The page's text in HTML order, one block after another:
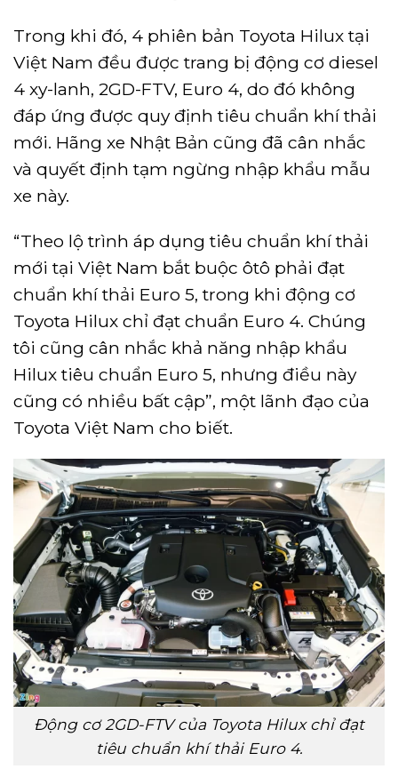
Trong khi đó, 4 phiên bản Toyota Hilux tại
Việt Nam đều được trang bị động cơ diesel
4 xy-lanh, 2GD-FTV, Euro 4, do đó không
đáp ứng được quy định tiêu chuẩn khí thải
mới. Hãng xe Nhật Bản cũng đã cân nhắc
và quyết định tạm ngừng nhập khẩu mẫu
xe này.
“Theo lộ trình áp dụng tiêu chuẩn khí thải
mới tại Việt Nam bắt buộc ôtô phải đạt
chuẩn khí thải Euro 5, trong khi động cơ
Toyota Hilux chỉ đạt chuẩn Euro 4. Chúng
tôi cũng cân nhắc khả năng nhập khẩu
Hilux tiêu chuẩn Euro 5, nhưng điều này
cũng có nhiều bất cập”, một lãnh đạo của
Toyota Việt Nam cho biết.
Động cơ 2GD-FTV của Toyota Hilux chỉ đạt
tiêu chuẩn khí thải Euro 4.